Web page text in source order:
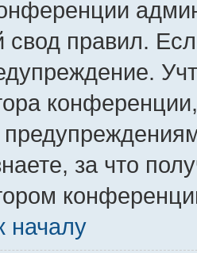
свод правил.
за что
началу